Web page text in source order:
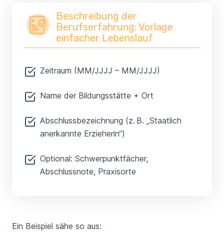
Beschreibung der
Berufserfahrung: Vorlage
einfacher Lebenslauf
Zeitraum (MM/JJJJ – MM/JJJJ)
Name der Bildungsstätte + Ort
Abschlussbezeichnung (z. B. „Staatlich
anerkannte Erzieherin“)
Optional: Schwerpunktfächer,
Abschlussnote, Praxisorte
Ein Beispiel sähe so aus: